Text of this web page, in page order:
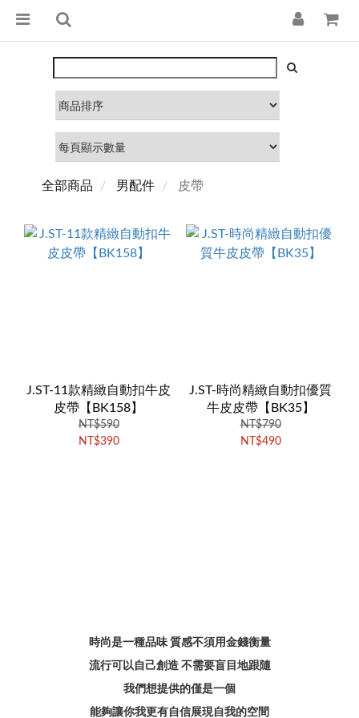
全部商品 男配件 皮帶
J.ST-11款精緻自動扣牛皮
皮帶【BK158】
NT$590
NT$390
J.ST-時尚精緻自動扣優質
牛皮皮帶【BK35】
NT$790
NT$490
時尚是一種品味 質感不須用金錢衡量
流行可以自己創造 不需要盲目地跟隨
我們想提供的僅是一個
能夠讓你我更有自信展現自我的空間